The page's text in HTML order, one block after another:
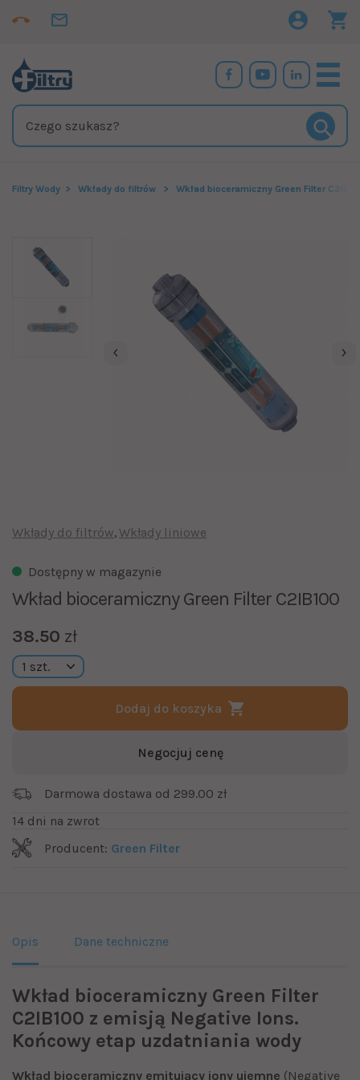
Filtry Wody Wkłady do filtrów Wkład bioceramiczny Green Filter
Wkłady do filtrów Wkłady liniowe
Dostępny w magazynie
Wkład bioceramiczny Green Filter C2IB100
38.50 zł
Dodaj do koszyka
Negocjuj cenę
Darmowa dostawa od 299.00 zł
14 dni na zwrot
Producent: Green Filter
Opis Dane techniczne
Wkład bioceramiczny Green Filter
C2IB100 z emisją Negative Ions.
Końcowy etap uzdatniania wody
Wkład bioceramiczny emitujący jony ujemne (Negative